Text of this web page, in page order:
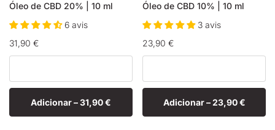
Óleo de CBD 20% | 10 ml
6 avis
Preço
normal
31,90 €
Adicionar –31,90 €
Óleo de CBD 10% | 10 ml
3 avis
Preço
normal
23,90 €
Adicionar –23,90 €